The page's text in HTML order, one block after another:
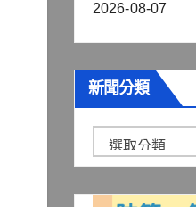
2026-08-07
新聞分類
聞
分